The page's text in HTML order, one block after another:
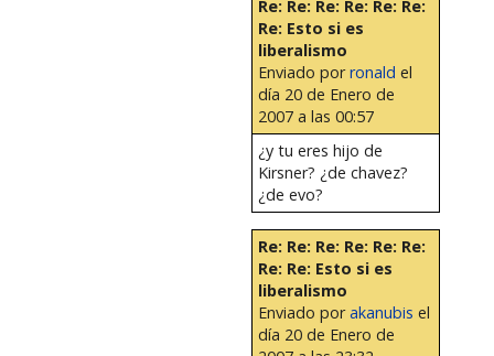
Re: Re: Re: Re: Re: Re:
Re: Esto si es
liberalismo
Enviado porronald el
día 20 de Enero de
2007 a las 00:57
¿y tu eres hijo de
Kirsner? ¿de chavez?
¿de evo?
Re: Re: Re: Re: Re: Re:
Re: Re: Esto si es
liberalismo
Enviado porakanubis el
día 20 de Enero de